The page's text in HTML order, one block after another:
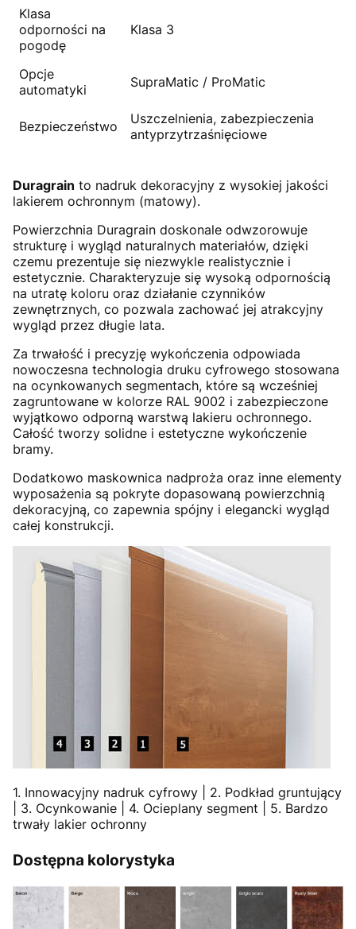
Klasa
odporności na
pogodę
Klasa 3
Opcje
automatyki
SupraMatic / ProMatic
Bezpieczeństwo
Uszczelnienia, zabezpieczenia
antyprzytrzaśnięciowe
Duragrain to nadruk dekoracyjny z wysokiej jakości
lakierem ochronnym (matowy).
Powierzchnia Duragrain doskonale odwzorowuje
strukturę i wygląd naturalnych materiałów, dzięki
czemu prezentuje się niezwykle realistycznie i
estetycznie. Charakteryzuje się wysoką odpornością
na utratę koloru oraz działanie czynników
zewnętrznych, co pozwala zachować jej atrakcyjny
wygląd przez długie lata.
Za trwałość i precyzję wykończenia odpowiada
nowoczesna technologia druku cyfrowego stosowana
na ocynkowanych segmentach, które są wcześniej
zagruntowane w kolorze RAL 9002 i zabezpieczone
wyjątkowo odporną warstwą lakieru ochronnego.
Całość tworzy solidne i estetyczne wykończenie
bramy.
Dodatkowo maskownica nadproża oraz inne elementy
wyposażenia są pokryte dopasowaną powierzchnią
dekoracyjną, co zapewnia spójny i elegancki wygląd
całej konstrukcji.
1. Innowacyjny nadruk cyfrowy | 2. Podkład gruntujący
| 3. Ocynkowanie | 4. Ocieplany segment | 5. Bardzo
trwały lakier ochronny
Dostępna kolorystyka